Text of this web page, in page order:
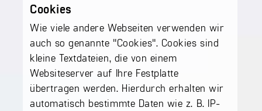
Cookies
Wie viele andere Webseiten verwenden wir
auch so genannte "Cookies". Cookies sind
kleine Textdateien, die von einem
Websiteserver auf Ihre Festplatte
übertragen werden. Hierdurch erhalten wir
automatisch bestimmte Daten wie z. B. IP-